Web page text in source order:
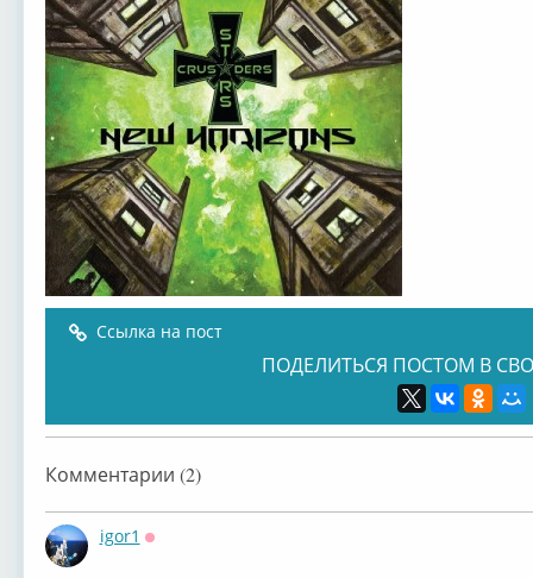
Ссылка на пост
ПОДЕЛИТЬСЯ ПОСТОМ В
Комментарии (2)
igor1